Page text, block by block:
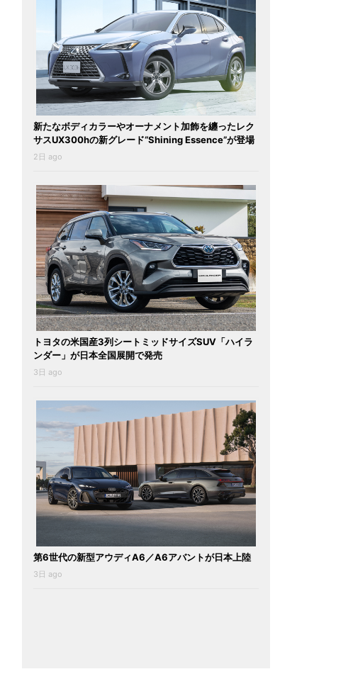
新たなボディカラーやオーナメント加飾を纏ったレク
サスUX300hの新グレード“Shining Essence”が登場
2日 ago
トヨタの米国産3列シートミッドサイズSUV「ハイラ
ンダー」が日本全国展開で発売
3日 ago
第6世代の新型アウディA6／A6アバントが日本上陸
3日 ago